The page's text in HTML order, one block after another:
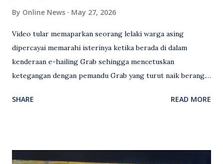
By Online News May 27, 2026
Video tular memaparkan seorang lelaki warga asing
dipercayai memarahi isterinya ketika berada di dalam
kenderaan e-hailing Grab sehingga mencetuskan
ketegangan dengan pemandu Grab yang turut naik berang.
antara seorang lelaki warga asing dengan pemandu Grab
Grab bertindak mempertahankan wanita terbabit sebelum
SHARE READ MORE